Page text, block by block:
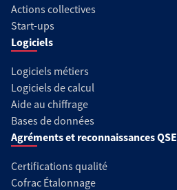
Actions collectives
Start-ups
Logiciels
Logiciels métiers
Logiciels de calcul
Aide au chiffrage
Bases de données
Agréments et reconnaissances QSE
Certifications qualité
Cofrac Étalonnage